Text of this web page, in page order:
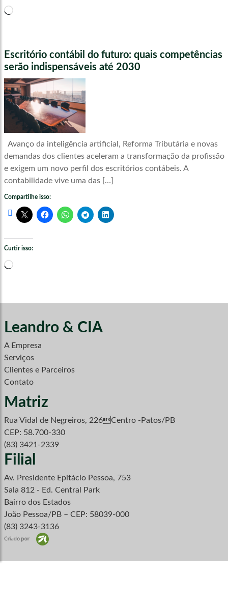
Carregando...
Escritório contábil do futuro: quais competências
serão indispensáveis até 2030
Avanço da inteligência artificial, Reforma Tributária e novas
demandas dos clientes aceleram a transformação da profissão
e exigem um novo perfil dos escritórios contábeis. A
contabilidade vive uma das […]
Compartilhe isso:
Curtir isso:
Carregando...
Leandro & CIA
A Empresa
Serviços
Clientes e Parceiros
Contato
Matriz
Rua Vidal de Negreiros, 226Centro -Patos/PB
CEP: 58.700-330
(83) 3421-2339
Filial
Av. Presidente Epitácio Pessoa, 753
Sala 812 - Ed. Central Park
Bairro dos Estados
João Pessoa/PB – CEP: 58039-000
(83) 3243-3136